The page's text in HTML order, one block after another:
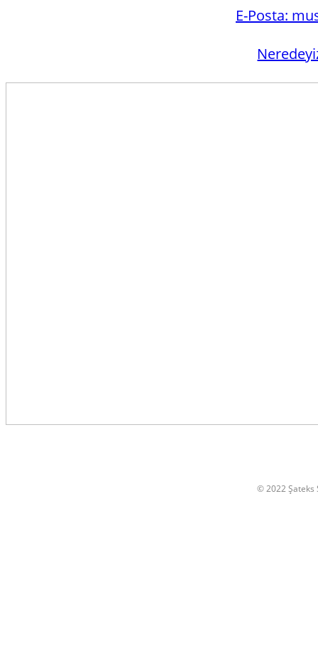
E-Posta:
© 2022 Şateks